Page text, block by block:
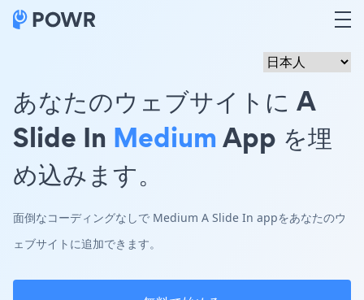
あなたのウェブサイトに A
Slide In MediumApp を埋
め込みます。
面倒なコーディングなしで Medium A Slide In appをあなたのウ
ェブサイトに追加できます。